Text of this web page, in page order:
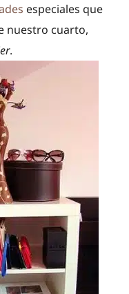
especiales que
nuestro cuarto,
.